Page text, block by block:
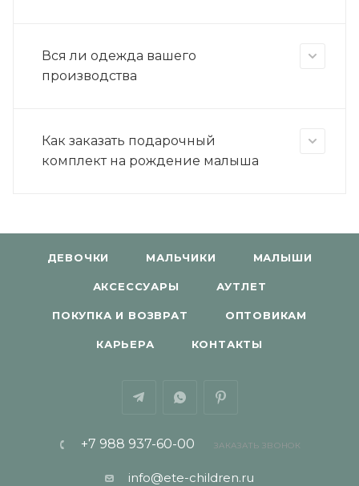
Вся ли одежда вашего
производства
Как заказать подарочный
комплект на рождение малыша
ДЕВОЧКИ МАЛЬЧИКИ МАЛЫШИ
АКСЕССУАРЫ АУТЛЕТ
ПОКУПКА И ВОЗВРАТ ОПТОВИКАМ
КАРЬЕРА КОНТАКТЫ
+7 988 937-60-00 ЗАКАЗАТЬ ЗВОНОК
info@ete-children.ru